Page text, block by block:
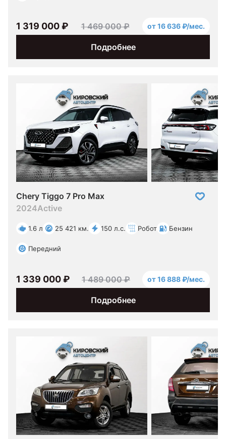
Подробнее
1 319 000 ₽ 1 469 000 ₽ от 16 636 ₽/мес.
Chery Tiggo 7 Pro Max
2024Active
1.6 л 25 421 км. 150 л.с. Робот Бензин
Передний
Подробнее
1 339 000 ₽ 1 489 000 ₽ от 16 888 ₽/мес.